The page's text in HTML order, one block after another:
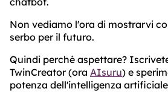
Non vediamo l'ora di mostrarvi
serbo per il futuro.
Quindi perché aspettare?
TwinCreator (ora AIsuru) e
potenza dell'intelligenza